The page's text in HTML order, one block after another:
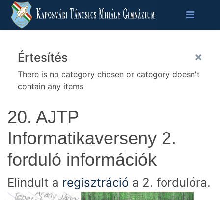
×
Értesítés
There is no category chosen or category doesn't
contain any items
20. AJTP
Informatikaverseny 2.
forduló információk
Elindult a regisztráció a 2. fordulóra.